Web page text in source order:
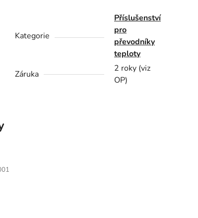
Kategorie
Příslušenství
pro
převodníky
teploty
Záruka
2 roky (viz
OP)